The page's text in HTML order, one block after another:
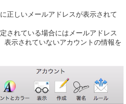
正しいメールアドレスが表示されて
されている場合にはメールアドレス
表示されていないアカウントの情報を